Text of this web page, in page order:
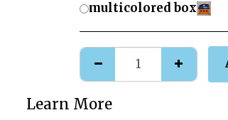
multicolored box
Learn More